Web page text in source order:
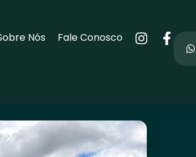
Nós Fale Conosco